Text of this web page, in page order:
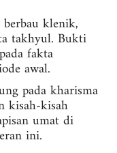
klenik,
takhyul. Bukti
fakta
awal.
pada kharisma
kisah-kisah
umat di
ini.